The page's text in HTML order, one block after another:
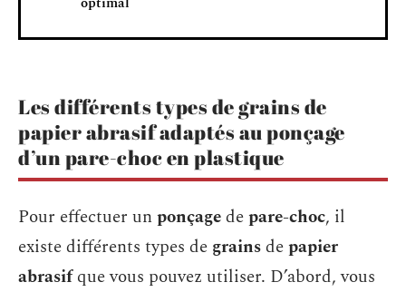
Les différents types de grains de
papier abrasif adaptés au ponçage
d’un pare-choc en plastique
Pour effectuer unponçagedepare-choc, il
existe différents types de grainsdepapier
abrasifque vous pouvez utiliser. D’abord, vous